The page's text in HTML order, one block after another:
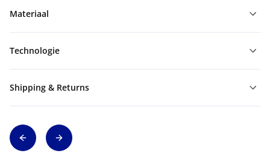
Materiaal
Technologie
Shipping & Returns